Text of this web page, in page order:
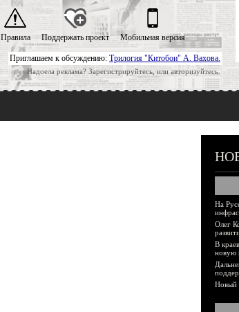
Приглашаем к обсуждению: Трилогия "Китобои" А. Вахова.
Надоела реклама? Зарегистрируйтесь, или авторизуйтесь.
Правила Поддержать проект Мобильная версия
На
Олег
В
новую
Новый